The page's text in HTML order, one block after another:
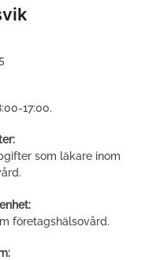
17:00.
som läkare inom
företagshälsovård.